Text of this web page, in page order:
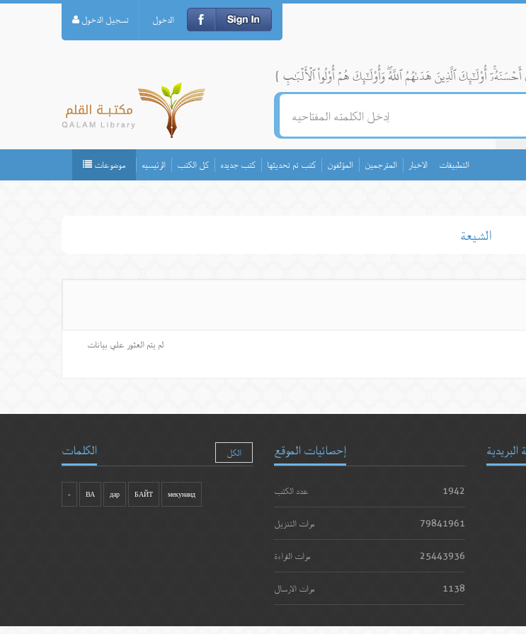
تسجيل الدخول الدخول
موضوعات الرئيسيه كل الكتب كتب جديده كتب تم تحديثها المؤلفون المترجمين الاخبار التطبيقات
الشيعة
لم يتم العثور علي بيانات
الكلمات الكل
- ВА дар БАЙТ мекунанд
إحصائيات الموقع
عدد الكتب 1942
مرات التنزيل 79841961
مرات القراءة 25443936
مرات الارسال 1138
البريدية